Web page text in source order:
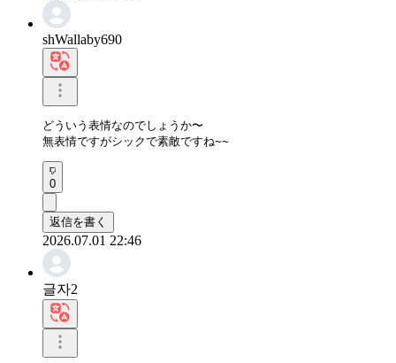
shWallaby690
どういう表情なのでしょうか〜
無表情ですがシックで素敵ですね~~
0
返信を書く
2026.07.01 22:46
글자2